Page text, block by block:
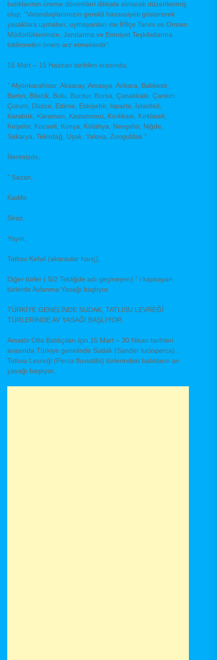
balıklarının üreme dönemleri dikkate alınarak düzenlenmiş
olup, “Vatandaşlarımızın gerekli hassasiyeti göstererek
yasaklara uymaları, uymayanları ise İl/İlçe Tarım ve Orman
Müdürlüklerimize, Jandarma ve Emniyet Teşkilatlarına
bildirmeleri önem arz etmektedir”.
15 Mart – 15 Haziran tarihleri arasında;
” Afyonkarahisar, Aksaray, Amasya, Ankara, Balıkesir,
Bartın, Bilecik, Bolu, Burdur, Bursa, Çanakkale, Çankırı,
Çorum, Düzce, Edirne, Eskişehir, Isparta, İstanbul,
Karabük, Karaman, Kastamonu, Kırıkkale, Kırklareli,
Kırşehir, Kocaeli, Konya, Kütahya, Nevşehir, Niğde,
Sakarya, Tekirdağ, Uşak, Yalova, Zonguldak “
İllerimizde;
” Sazan,
Kadife,
Siraz,
Yayın,
Tatlısu Kefali (akarsular hariç),
Diğer türler ( 5/2 Tebliğde adı geçmeyen) ” i kapsayan
türlerde Avlanma Yasağı başlıyor.
TÜRKİYE GENELİNDE SUDAK, TATLISU LEVREĞİ
TÜRLERİNDE AV YASAĞI BAŞLIYOR.
Amatör Olta Balıkçıları için 15 Mart – 30 Nisan tarihleri
arasında Türkiye genelinde Sudak (Sander lucioperca) ,
Tatlısu Levreği (Perca fluviatilis) türlerindeki balıkların av
yasağı başlıyor.